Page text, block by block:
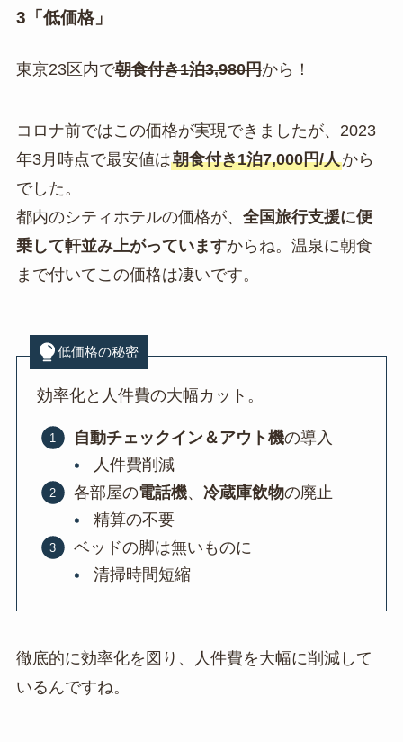
3「低価格」
東京23区内で朝食付き1泊3,980円から！
コロナ前ではこの価格が実現できましたが、2023
年3月時点で最安値は朝食付き1泊7,000円/人から
でした。
都内のシティホテルの価格が、 全国旅行支援に便
乗して軒並み上がっていますからね。温泉に朝食
まで付いてこの価格は凄いです。
低価格の秘密
効率化と人件費の大幅カット。
自動チェックイン＆アウト機の導入
人件費削減
各部屋の電話機、 冷蔵庫飲物の廃止
精算の不要
ベッドの脚は無いものに
清掃時間短縮
徹底的に効率化を図り、人件費を大幅に削減して
いるんですね。